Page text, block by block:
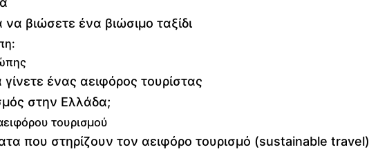
να βιώσετε ένα βιώσιμο ταξίδι
ένας αειφόρος τουρίστας
στην Ελλάδα;
τουρισμού
που στηρίζουν τον αειφόρο τουρισμό (sustainable travel)